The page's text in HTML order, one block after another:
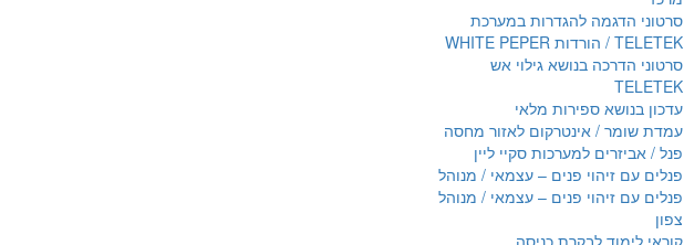
סרטוני הדגמה להגדרות במערכת
TELETEK / הורדות WHITE PEPER
סרטוני הדרכה בנושא גילוי אש
TELETEK
עדכון בנושא ספירות מלאי
עמדת שומר / אינטרקום לאזור מחסה
פנל / אביזרים למערכות סקיי ליין
פנלים עם זיהוי פנים – עצמאי / מנוהל
פנלים עם זיהוי פנים – עצמאי / מנוהל
צפון
קוראי לימוד לבקרת כניסה